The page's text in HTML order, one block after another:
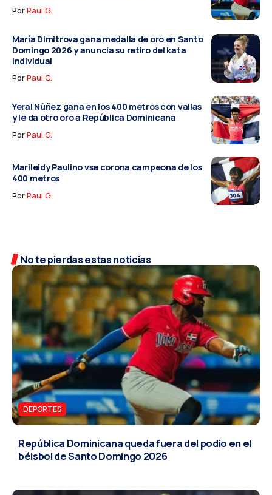
PorPaul G.
María Dimitrova gana medalla de oro en Santo
Domingo 2026 y anuncia su retiro del kata
individual
PorPaul G.
Yeral Núñez gana en los 400 metros con vallas
y le da otro oro a República Dominicana
PorPaul G.
Marileidy Paulino vse corona campeona de los
400 metros
PorPaul G.
No te pierdas estas noticias
DEPORTES
República Dominicana queda fuera del podio en el
béisbol de Santo Domingo 2026